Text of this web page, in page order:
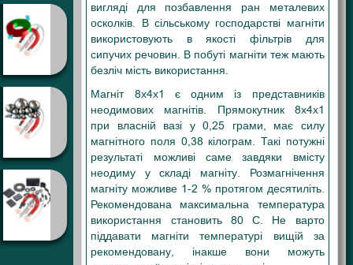
вигляді для позбавлення ран металевих
осколків. В сільському господарстві магніти
використовують в якості фільтрів для
сипучих речовин. В побуті магніти теж мають
безліч мість використання.
Магніт 8х4х1 є одним із представників
неодимових магнітів. Прямокутник 8х4х1
при власній вазі у 0,25 грами, має силу
магнітного поля 0,38 кілограм. Такі потужні
результаті можливі саме завдяки вмісту
неодиму у складі магніту. Розмагнічення
магніту можливе 1-2 % протягом десятиліть.
Рекомендована максимальна температура
використання становить 80 С. Не варто
піддавати магніти температурі вищій за
рекомендовану, інакше вони можуть